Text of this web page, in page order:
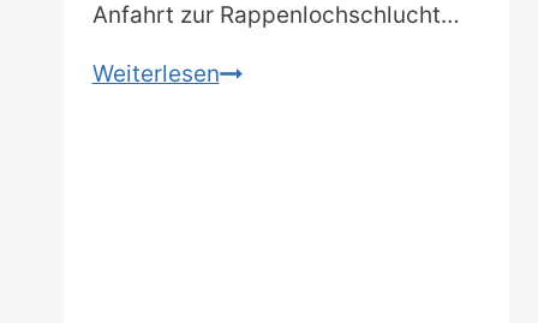
Anfahrt zur Rappenlochschlucht…
WeiterlesenWanderung